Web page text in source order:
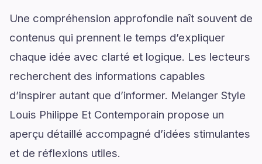
Une compréhension approfondie naît souvent de
contenus qui prennent le temps d’expliquer
chaque idée avec clarté et logique. Les lecteurs
recherchent des informations capables
d’inspirer autant que d’informer. Melanger Style
Louis Philippe Et Contemporain propose un
aperçu détaillé accompagné d’idées stimulantes
et de réflexions utiles.